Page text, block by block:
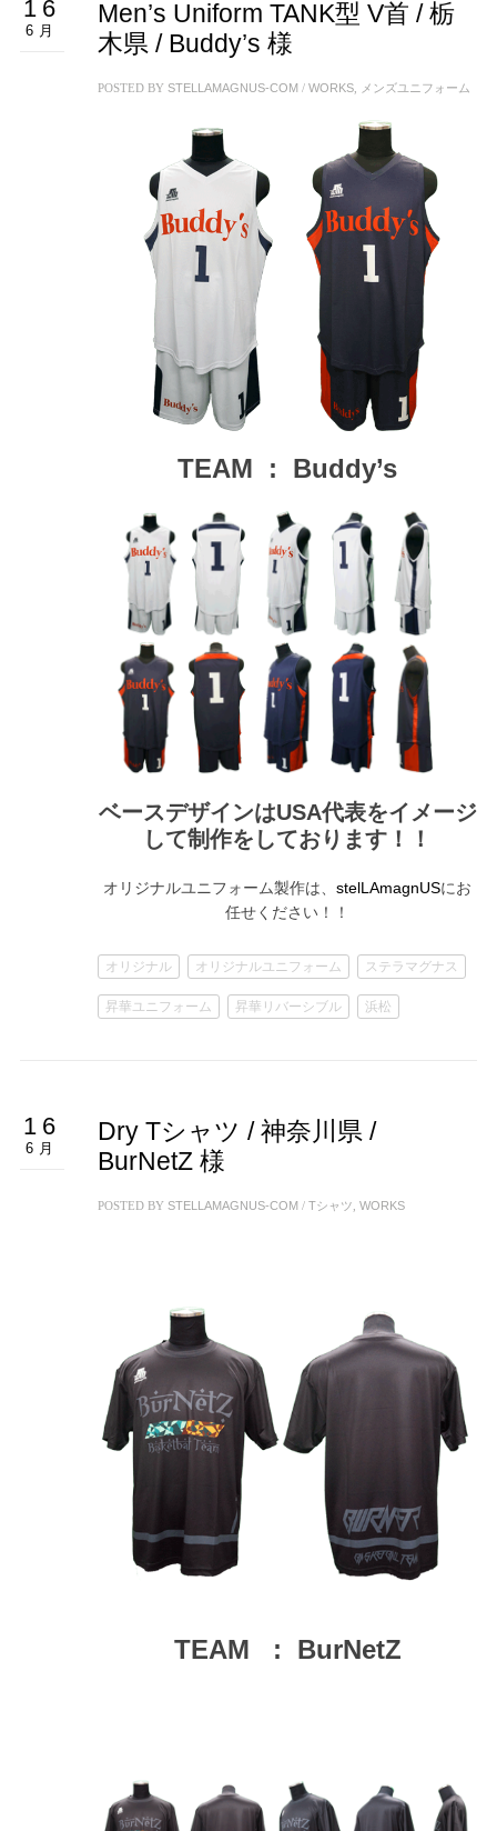
16
6月
Men’s Uniform TANK型 V首 / 栃
木県 / Buddy’s 様
POSTED BY STELLAMAGNUS-COM/ WORKS, メンズユニフォーム
TEAM : Buddy’s
ベースデザインはUSA代表をイメージ
して制作をしております！！
オリジナルユニフォーム製作は、 stelLAmagnUSにお
任せください！！
オリジナル オリジナルユニフォーム ステラマグナス
昇華ユニフォーム 昇華リバーシブル 浜松
16
6月
Dry Tシャツ / 神奈川県 /
BurNetZ 様
POSTED BY STELLAMAGNUS-COM/ Tシャツ WORKS
TEAM : BurNetZ